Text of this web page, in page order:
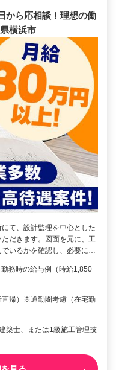
から応相談！理想の働
横浜市
て、設計監理を中心とした
だきます。図面を元に、工
いるかを確認し、必要に…
務時の給与例（時給1,850
直帰）※通勤圏考慮（在宅勤
築士、または1級施工管理技